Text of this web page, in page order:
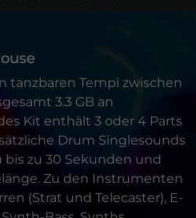
tanzbaren Tempi zwischen
3.3 GB an
Kit enthält 3 oder 4 Parts
Drum Singlesounds
bis zu 30 Sekunden und
Zu den Instrumenten
(Strat und Telecaster), E-